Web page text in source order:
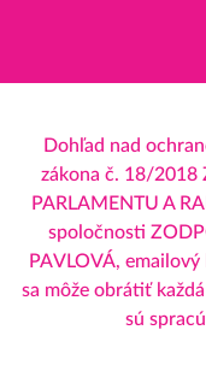
Dohľad nad
zákona č. 18/2018
PARLAMENTU A
spoločnosti
PAVLOVÁ,
sa môže obrátiť
sú